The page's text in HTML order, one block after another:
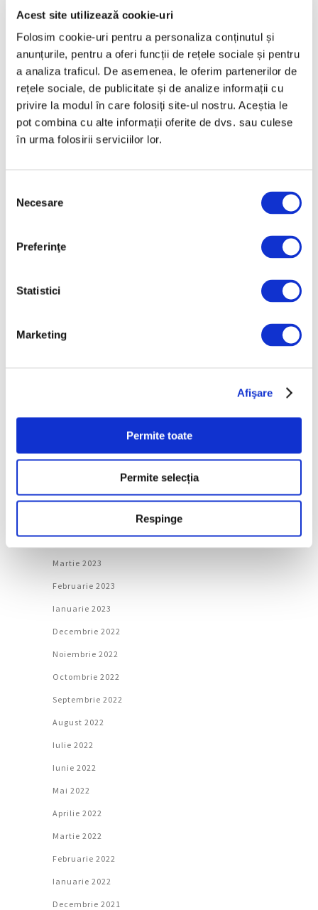
Acest site utilizează cookie-uri
Folosim cookie-uri pentru a personaliza conținutul și
anunțurile, pentru a oferi funcții de rețele sociale și pentru
a analiza traficul. De asemenea, le oferim partenerilor de
rețele sociale, de publicitate și de analize informații cu
privire la modul în care folosiți site-ul nostru. Aceștia le
pot combina cu alte informații oferite de dvs. sau culese
în urma folosirii serviciilor lor.
consimțământului
Necesare
Preferinţe
Statistici
Marketing
Afişare
Permite toate
Permite selecția
Respinge
Martie 2025
Februarie 2025
Ianuarie 2025
Decembrie 2024
Noiembrie 2024
Iulie 2024
Mai 2024
Martie 2024
Ianuarie 2024
Iunie 2023
Aprilie 2023
Martie 2023
Februarie 2023
Ianuarie 2023
Decembrie 2022
Noiembrie 2022
Octombrie 2022
Septembrie 2022
August 2022
Iulie 2022
Iunie 2022
Mai 2022
Aprilie 2022
Martie 2022
Februarie 2022
Ianuarie 2022
Decembrie 2021